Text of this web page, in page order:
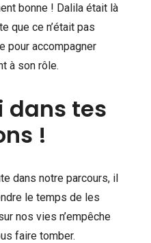
bonne ! Dalila était là
que ce n’était pas
pour accompagner
à son rôle.
dans tes
!
dans notre parcours, il
le temps de les
nos vies n’empêche
faire tomber.